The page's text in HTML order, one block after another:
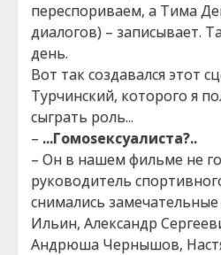
переспориваем, а Тима
диалогов) – записывает.
день.
Вот так создавался этот
Турчинский, которого я
сыграть роль...
– ...Гомоsексуалиста?..
– Он в нашем фильме не
руководитель
снимались
Ильин, Александр
Андрюша Чернышов,